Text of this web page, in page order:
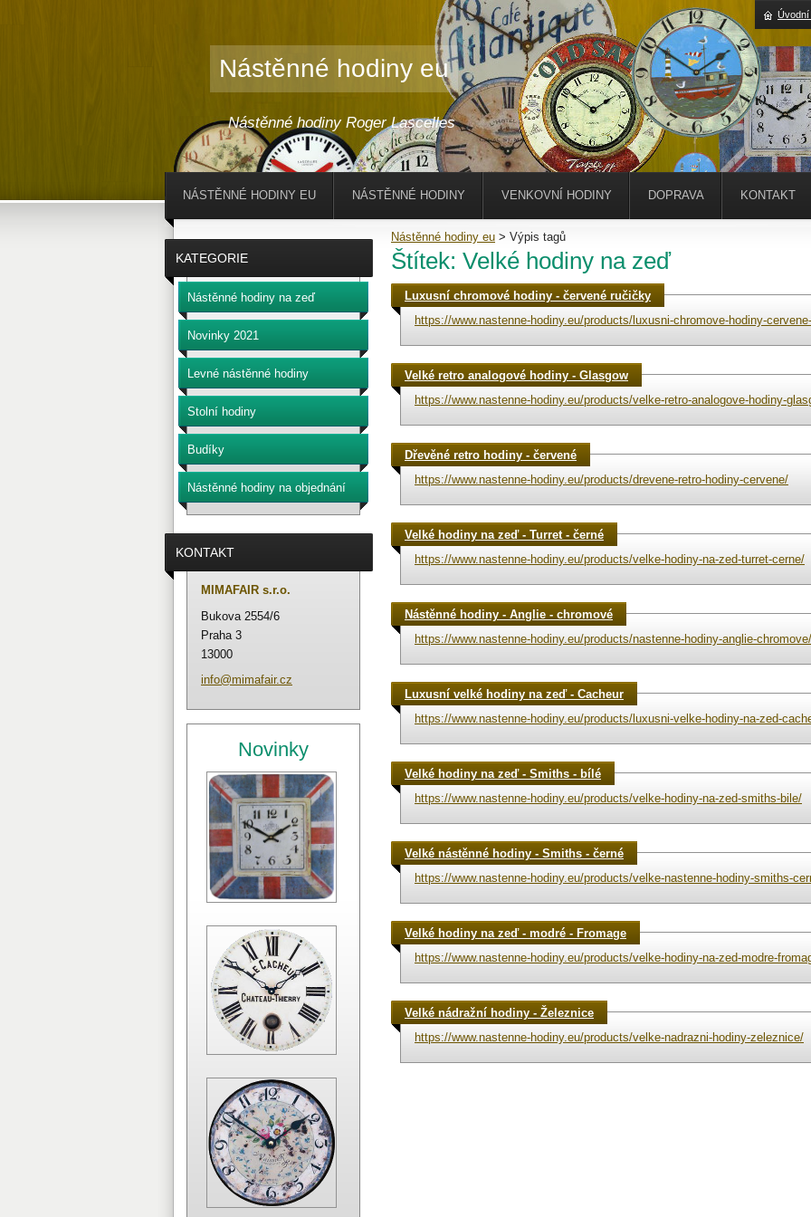
Nástěnné hodiny eu
Nástěnné hodiny Roger Lascelles
Nástěnné hodiny eu > Výpis tagů
Štítek: Velké hodiny na zeď
Luxusní chromové hodiny - červené ručičky
https://www.nastenne-hodiny.eu/products/luxusni-chromove-hodiny-
Velké retro analogové hodiny - Glasgow
https://www.nastenne-hodiny.eu/products/velke-retro-analogove-hodiny-
Dřevěné retro hodiny - červené
https://www.nastenne-hodiny.eu/products/drevene-retro-hodiny-cervene/
Velké hodiny na zeď - Turret - černé
https://www.nastenne-hodiny.eu/products/velke-hodiny-na-zed-turret-cerne/
Nástěnné hodiny - Anglie - chromové
https://www.nastenne-hodiny.eu/products/nastenne-hodiny-anglie-chromove/
Luxusní velké hodiny na zeď - Cacheur
https://www.nastenne-hodiny.eu/products/luxusni-velke-hodiny-na-zed-
Velké hodiny na zeď - Smiths - bílé
https://www.nastenne-hodiny.eu/products/velke-hodiny-na-zed-smiths-bile/
Velké nástěnné hodiny - Smiths - černé
https://www.nastenne-hodiny.eu/products/velke-nastenne-hodiny-smiths-
Velké hodiny na zeď - modré - Fromage
https://www.nastenne-hodiny.eu/products/velke-hodiny-na-zed-modre-
Velké nádražní hodiny - Železnice
https://www.nastenne-hodiny.eu/products/velke-nadrazni-hodiny-zeleznice/
KATEGORIE
Nástěnné hodiny na zeď
Novinky 2021
Levné nástěnné hodiny
Stolní hodiny
Budíky
Nástěnné hodiny na objednání
KONTAKT
MIMAFAIR s.r.o.
Bukova 2554/6
Praha 3
13000
info@mimafair.cz
Novinky
NÁSTĚNNÉ HODINY EU NÁSTĚNNÉ HODINY VENKOVNÍ HODINY DOPRAVA KONTAKT